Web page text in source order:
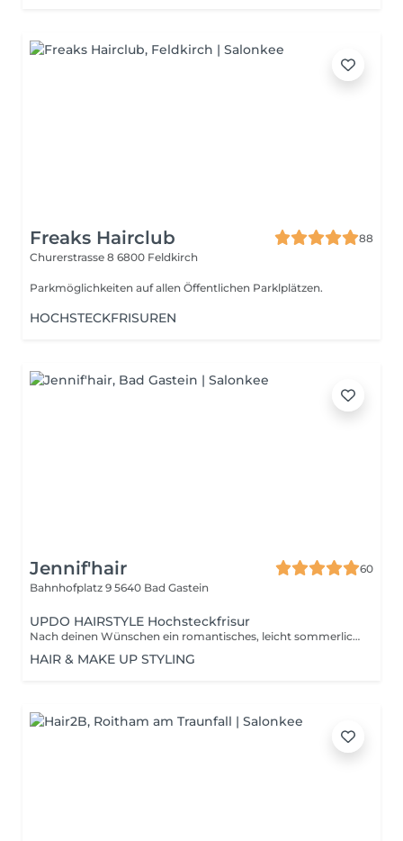
Freaks Hairclub
88
Churerstrasse 8 6800 Feldkirch
Parkmöglichkeiten auf allen Öffentlichen Parklplätzen.
HOCHSTECKFRISUREN
Jennif'hair
60
Bahnhofplatz 9 5640 Bad Gastein
UPDO HAIRSTYLE Hochsteckfrisur
Nach deinen Wünschen ein romantisches, leicht sommerliches oder traditionelles Hairstyling für jeden Anlass
HAIR & MAKE UP STYLING